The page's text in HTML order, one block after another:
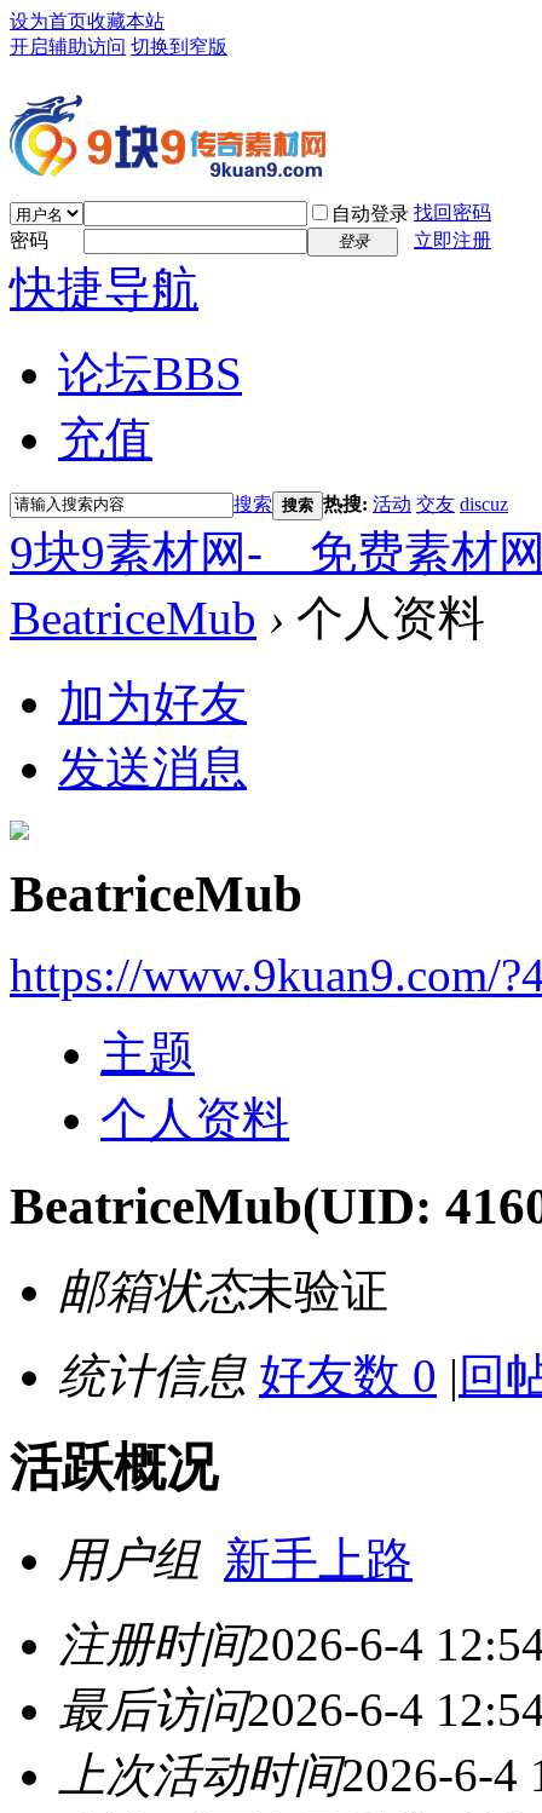
设为首页收藏本站
开启辅助访问 切换到窄版
自动登录 找回密码
密码
登录 立即注册
快捷导航
论坛BBS
充值
搜索 搜索 热搜: 活动 交友 discuz
9块9素材网-＿免费素材
BeatriceMub › 个人资料
加为好友
发送消息
BeatriceMub
https://www.9kuan9.com/
主题
个人资料
BeatriceMub(UID:
邮箱状态未验证
统计信息 好友数 0 | 回
活跃概况
用户组 新手上路
注册时间2026-6-4
最后访问2026-6-4
上次活动时间2026-6-4